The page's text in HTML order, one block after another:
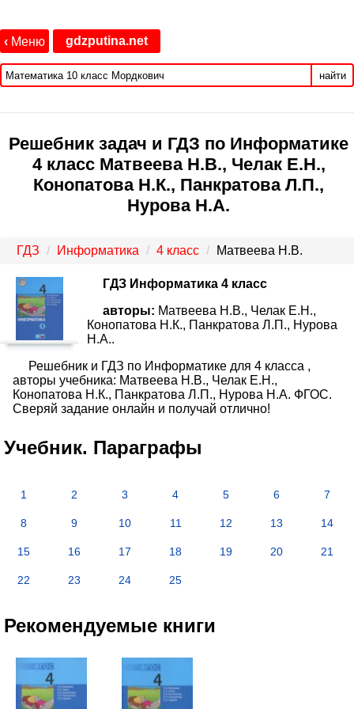
‹ Меню gdzputina.net
найти
Решебник задач и ГДЗ по Информатике
4 класс Матвеева Н.В., Челак Е.Н.,
Конопатова Н.К., Панкратова Л.П.,
Нурова Н.А.
ГДЗ Информатика 4 класс Матвеева Н.В.
ГДЗ Информатика 4 класс
авторы: Матвеева Н.В., Челак Е.Н.,
Конопатова Н.К., Панкратова Л.П., Нурова
Н.А..
Решебник и ГДЗ по Информатике для 4 класса ,
авторы учебника: Матвеева Н.В., Челак Е.Н.,
Конопатова Н.К., Панкратова Л.П., Нурова Н.А. ФГОС.
Сверяй задание онлайн и получай отлично!
Учебник. Параграфы
1 2 3 4 5 6 7
8 9 10 11 12 13 14
15 16 17 18 19 20 21
22 23 24 25
Рекомендуемые книги